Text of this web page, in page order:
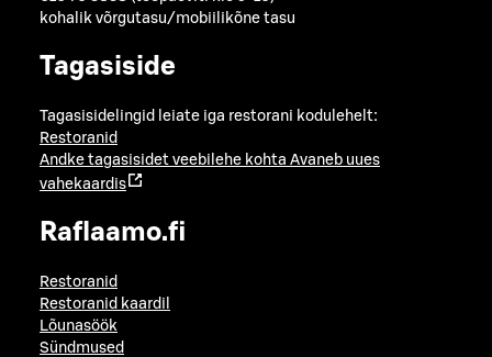
kohalik võrgutasu/mobiilikõne tasu
Tagasiside
Tagasisidelingid leiate iga restorani kodulehelt:
Restoranid
Andke tagasisidet veebilehe kohta Avaneb uues
vahekaardis
Raflaamo.fi
Restoranid
Restoranid kaardil
Lõunasöök
Sündmused